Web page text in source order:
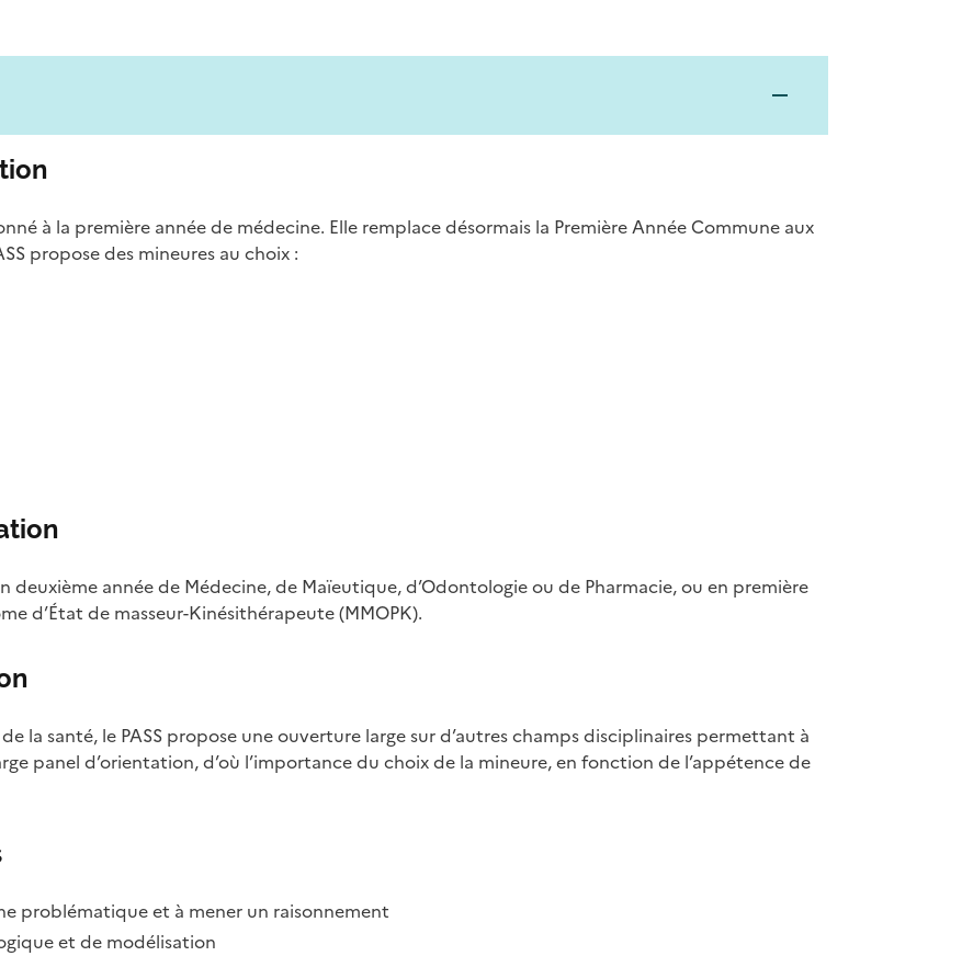
à la première année de médecine. Elle remplace désormais la Première Année Commune aux
propose des mineures au choix :
deuxième année de Médecine, de Maïeutique, d’Odontologie ou de Pharmacie, ou en première
d’État de masseur-Kinésithérapeute (MMOPK).
la santé, le PASS propose une ouverture large sur d’autres champs disciplinaires permettant à
panel d’orientation, d’où l’importance du choix de la mineure, en fonction de l’appétence de
problématique et à mener un raisonnement
et de modélisation